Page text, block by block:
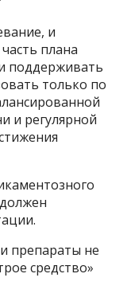
и
плана
поддерживать
только по
и регулярной
препараты не
средство»